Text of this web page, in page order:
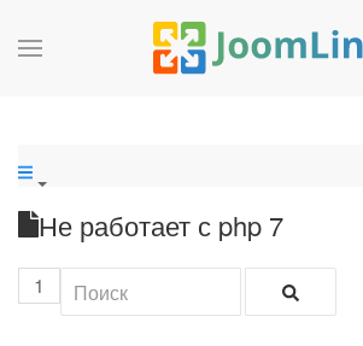
Не работает с php 7
1